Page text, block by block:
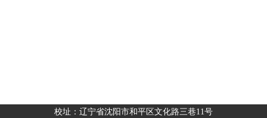
校址：辽宁省沈阳市和平区文化路三巷11号